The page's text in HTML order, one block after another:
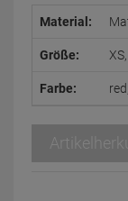
Material:
Größe:
Farbe: